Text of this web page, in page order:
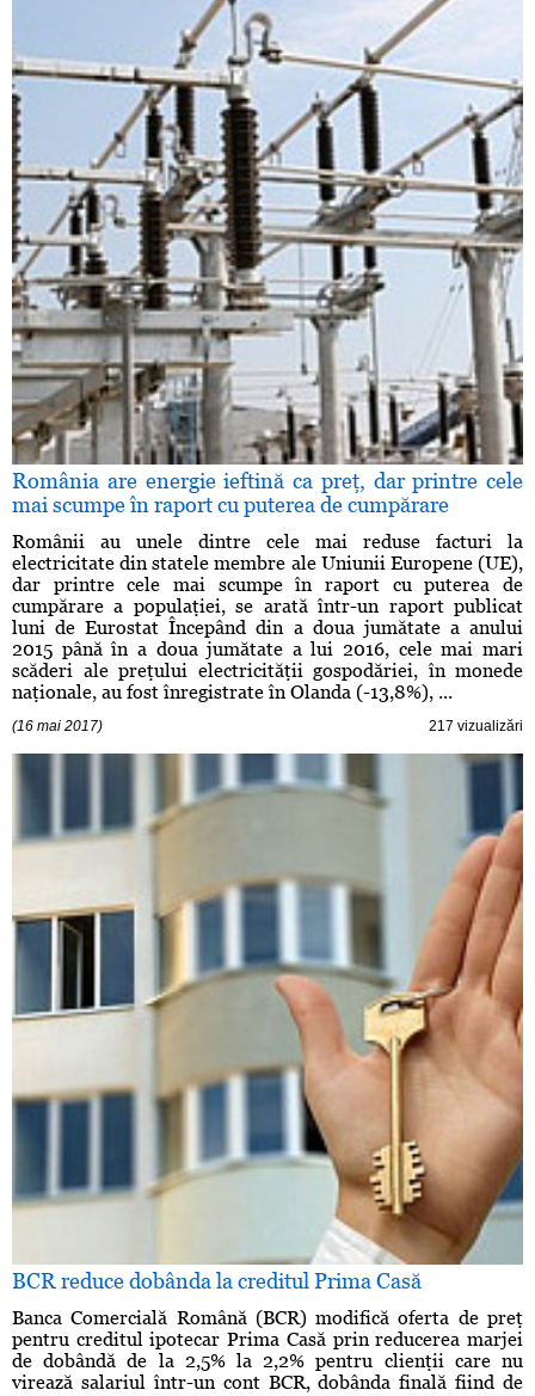
România are energie ieftină ca preţ, dar printre cele
mai scumpe în raport cu puterea de cumpărare
Românii au unele dintre cele mai reduse facturi la
electricitate din statele membre ale Uniunii Europene (UE),
dar printre cele mai scumpe în raport cu puterea de
cumpărare a populaţiei, se arată într-un raport publicat
luni de Eurostat Începând din a doua jumătate a anului
2015 până în a doua jumătate a lui 2016, cele mai mari
scăderi ale preţului electricităţii gospodăriei, în monede
naţionale, au fost înregistrate în Olanda (-13,8%), ...
(16 mai 2017) 217 vizualizări
BCR reduce dobânda la creditul Prima Casă
Banca Comercială Română (BCR) modifică oferta de preţ
pentru creditul ipotecar Prima Casă prin reducerea marjei
de dobândă de la 2,5% la 2,2% pentru clienţii care nu
virează salariul într-un cont BCR, dobânda finală fiind de